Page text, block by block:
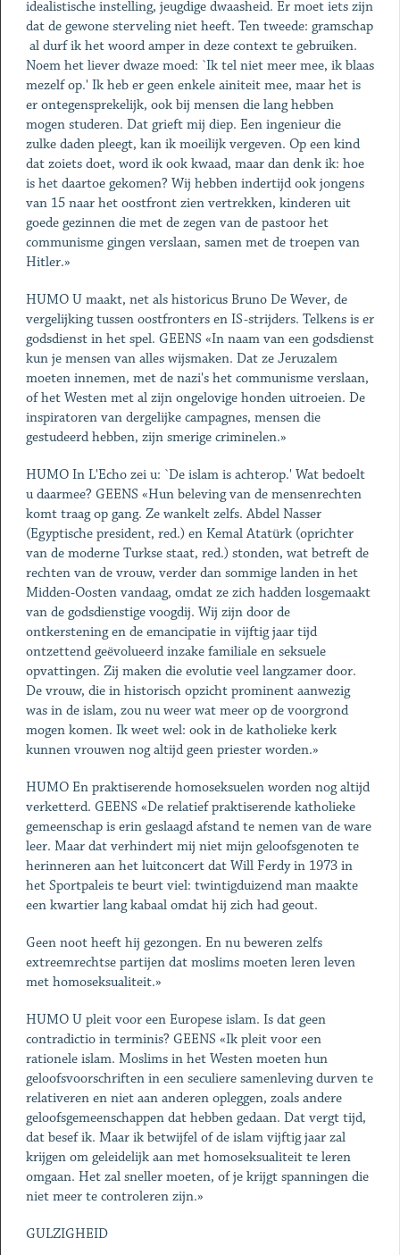
idealistische instelling, jeugdige dwaasheid. Er moet iets zijn
dat de gewone sterveling niet heeft. Ten tweede: gramschap
­ al durf ik het woord amper in deze context te gebruiken.
Noem het liever dwaze moed: `Ik tel niet meer mee, ik blaas
mezelf op.' Ik heb er geen enkele ainiteit mee, maar het is
er ontegensprekelijk, ook bij mensen die lang hebben
mogen studeren. Dat grieft mij diep. Een ingenieur die
zulke daden pleegt, kan ik moeilijk vergeven. Op een kind
dat zoiets doet, word ik ook kwaad, maar dan denk ik: hoe
is het daartoe gekomen? Wij hebben indertijd ook jongens
van 15 naar het oostfront zien vertrekken, kinderen uit
goede gezinnen die met de zegen van de pastoor het
communisme gingen verslaan, samen met de troepen van
Hitler.»
HUMO U maakt, net als historicus Bruno De Wever, de
vergelijking tussen oostfronters en IS-strijders. Telkens is er
godsdienst in het spel. GEENS «In naam van een godsdienst
kun je mensen van alles wijsmaken. Dat ze Jeruzalem
moeten innemen, met de nazi's het communisme verslaan,
of het Westen met al zijn ongelovige honden uitroeien. De
inspiratoren van dergelijke campagnes, mensen die
gestudeerd hebben, zijn smerige criminelen.»
HUMO In L'Echo zei u: `De islam is achterop.' Wat bedoelt
u daarmee? GEENS «Hun beleving van de mensenrechten
komt traag op gang. Ze wankelt zelfs. Abdel Nasser
(Egyptische president, red.) en Kemal Atatürk (oprichter
van de moderne Turkse staat, red.) stonden, wat betreft de
rechten van de vrouw, verder dan sommige landen in het
Midden-Oosten vandaag, omdat ze zich hadden losgemaakt
van de godsdienstige voogdij. Wij zijn door de
ontkerstening en de emancipatie in vijftig jaar tijd
ontzettend geëvolueerd inzake familiale en seksuele
opvattingen. Zij maken die evolutie veel langzamer door.
De vrouw, die in historisch opzicht prominent aanwezig
was in de islam, zou nu weer wat meer op de voorgrond
mogen komen. Ik weet wel: ook in de katholieke kerk
kunnen vrouwen nog altijd geen priester worden.»
HUMO En praktiserende homoseksuelen worden nog altijd
verketterd. GEENS «De relatief praktiserende katholieke
gemeenschap is erin geslaagd afstand te nemen van de ware
leer. Maar dat verhindert mij niet mijn geloofsgenoten te
herinneren aan het luitconcert dat Will Ferdy in 1973 in
het Sportpaleis te beurt viel: twintigduizend man maakte
een kwartier lang kabaal omdat hij zich had geout.
Geen noot heeft hij gezongen. En nu beweren zelfs
extreemrechtse partijen dat moslims moeten leren leven
met homoseksualiteit.»
HUMO U pleit voor een Europese islam. Is dat geen
contradictio in terminis? GEENS «Ik pleit voor een
rationele islam. Moslims in het Westen moeten hun
geloofsvoorschriften in een seculiere samenleving durven te
relativeren en niet aan anderen opleggen, zoals andere
geloofsgemeenschappen dat hebben gedaan. Dat vergt tijd,
dat besef ik. Maar ik betwijfel of de islam vijftig jaar zal
krijgen om geleidelijk aan met homoseksualiteit te leren
omgaan. Het zal sneller moeten, of je krijgt spanningen die
niet meer te controleren zijn.»
GULZIGHEID